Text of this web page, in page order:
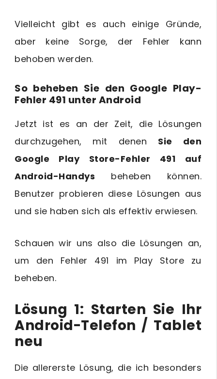
Vielleicht gibt es auch einige Gründe,
aber keine Sorge, der Fehler kann
behoben werden.
So beheben Sie den Google Play-
Fehler 491 unter Android
Jetzt ist es an der Zeit, die Lösungen
durchzugehen, mit denen Sie den
Google Play Store-Fehler 491 auf
Android-Handys beheben können.
Benutzer probieren diese Lösungen aus
und sie haben sich als effektiv erwiesen.
Schauen wir uns also die Lösungen an,
um den Fehler 491 im Play Store zu
beheben.
Lösung 1: Starten Sie Ihr
Android-Telefon / Tablet
neu
Die allererste Lösung, die ich besonders